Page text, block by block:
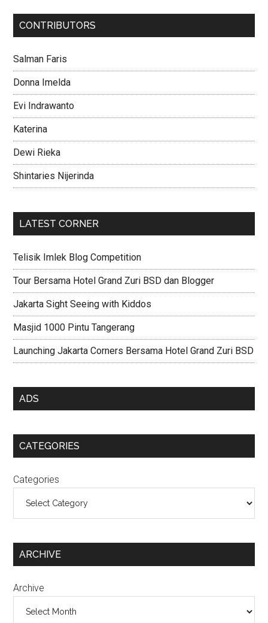
CONTRIBUTORS
Salman Faris
Donna Imelda
Evi Indrawanto
Katerina
Dewi Rieka
Shintaries Nijerinda
LATEST CORNER
Telisik Imlek Blog Competition
Tour Bersama Hotel Grand Zuri BSD dan Blogger
Jakarta Sight Seeing with Kiddos
Masjid 1000 Pintu Tangerang
Launching Jakarta Corners Bersama Hotel Grand Zuri BSD
ADS
CATEGORIES
Categories
ARCHIVE
Archive